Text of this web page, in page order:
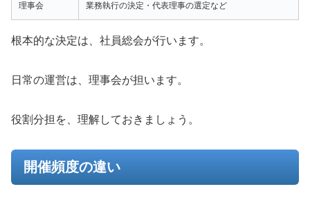
理事会 業務執行の決定・代表理事の選定など
根本的な決定は、社員総会が行います。
日常の運営は、理事会が担います。
役割分担を、理解しておきましょう。
開催頻度の違い